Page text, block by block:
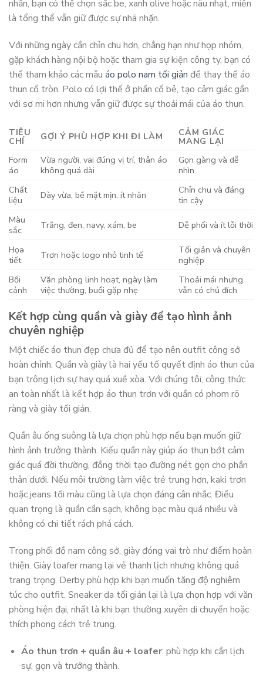
nhấn, bạn có thể chọn sắc be, xanh olive hoặc nâu nhạt, miễn
là tổng thể vẫn giữ được sự nhã nhặn.
Với những ngày cần chỉn chu hơn, chẳng hạn như họp nhóm,
gặp khách hàng nội bộ hoặc tham gia sự kiện công ty, bạn có
thể tham khảo các mẫu áo polo nam tối giản để thay thế áo
thun cổ tròn. Polo có lợi thế ở phần cổ bẻ, tạo cảm giác gần
với sơ mi hơn nhưng vẫn giữ được sự thoải mái của áo thun.
TIÊU
CHÍ GỢI Ý PHÙ HỢP KHI ĐI LÀM CẢM GIÁC
MANG LẠI
Form
áo
Vừa người, vai đúng vị trí, thân áo
không quá dài
Gọn gàng và dễ
nhìn
Chất
liệu
Dày vừa, bề mặt mịn, ít nhăn
Chỉn chu và đáng
tin cậy
Màu
sắc
Trắng, đen, navy, xám, be Dễ phối và ít lỗi thời
Họa
tiết
Trơn hoặc logo nhỏ tinh tế
Tối giản và chuyên
nghiệp
Bối
cảnh
Văn phòng linh hoạt, ngày làm
việc thường, buổi gặp nhẹ
Thoải mái nhưng
vẫn có chủ đích
Kết hợp cùng quần và giày để tạo hình ảnh
chuyên nghiệp
Một chiếc áo thun đẹp chưa đủ để tạo nên outfit công sở
hoàn chỉnh. Quần và giày là hai yếu tố quyết định áo thun của
bạn trông lịch sự hay quá xuề xòa. Với chúng tôi, công thức
an toàn nhất là kết hợp áo thun trơn với quần có phom rõ
ràng và giày tối giản.
Quần âu ống suông là lựa chọn phù hợp nếu bạn muốn giữ
hình ảnh trưởng thành. Kiểu quần này giúp áo thun bớt cảm
giác quá đời thường, đồng thời tạo đường nét gọn cho phần
thân dưới. Nếu môi trường làm việc trẻ trung hơn, kaki trơn
hoặc jeans tối màu cũng là lựa chọn đáng cân nhắc. Điều
quan trọng là quần cần sạch, không bạc màu quá nhiều và
không có chi tiết rách phá cách.
Trong phối đồ nam công sở, giày đóng vai trò như điểm hoàn
thiện. Giày loafer mang lại vẻ thanh lịch nhưng không quá
trang trọng. Derby phù hợp khi bạn muốn tăng độ nghiêm
túc cho outfit. Sneaker da tối giản lại là lựa chọn hợp với văn
phòng hiện đại, nhất là khi bạn thường xuyên di chuyển hoặc
thích phong cách trẻ trung.
Áo thun trơn + quần âu + loafer: phù hợp khi cần lịch
sự, gọn và trưởng thành.